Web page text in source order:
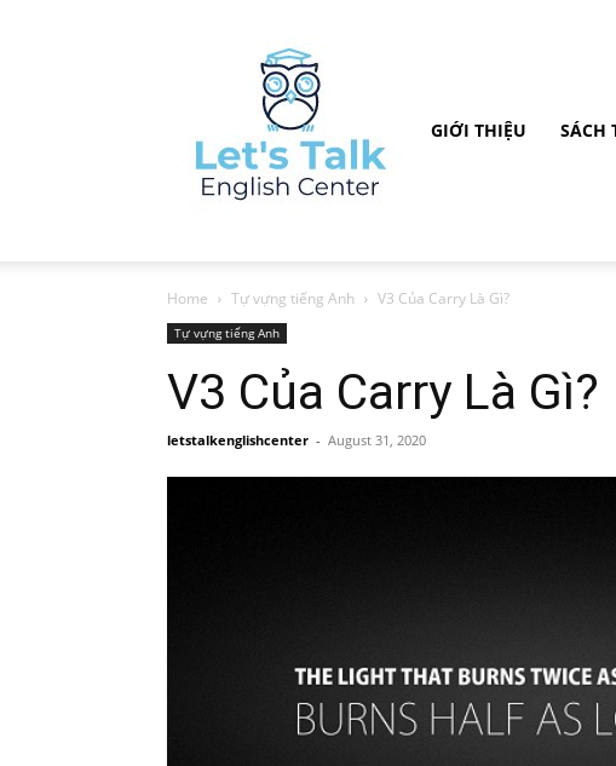
GIỚI THIỆU SÁCH
Home Tự vựng tiếng Anh V3 Của Carry Là Gì?
Tự vựng tiếng Anh
V3 Của Carry Là Gì?
letstalkenglishcenter - August 31, 2020